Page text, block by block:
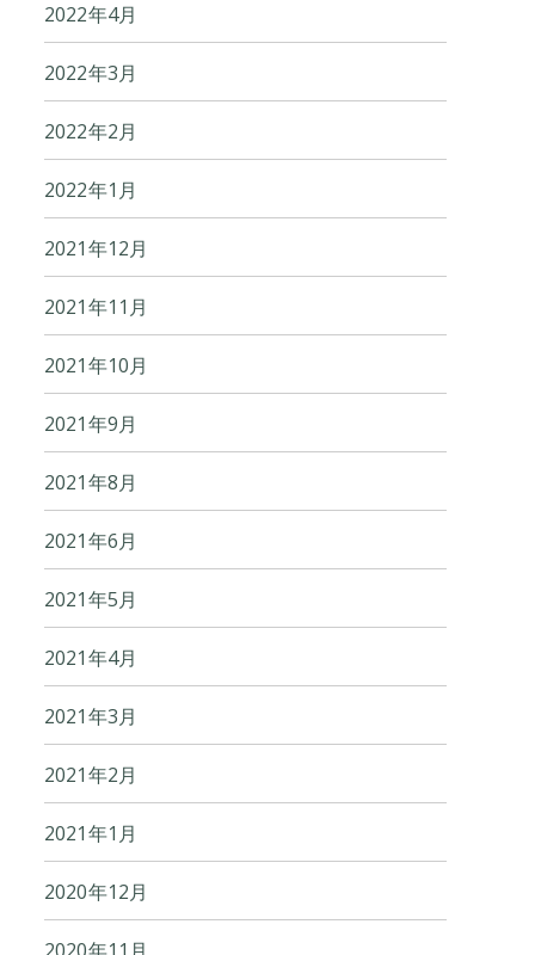
2022年4月
2022年3月
2022年2月
2022年1月
2021年12月
2021年11月
2021年10月
2021年9月
2021年8月
2021年6月
2021年5月
2021年4月
2021年3月
2021年2月
2021年1月
2020年12月